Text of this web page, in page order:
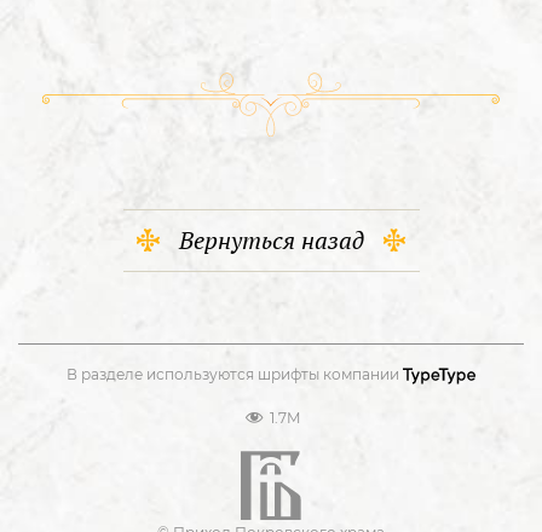
Вернуться назад
В разделе используются шрифты компании
1.7M